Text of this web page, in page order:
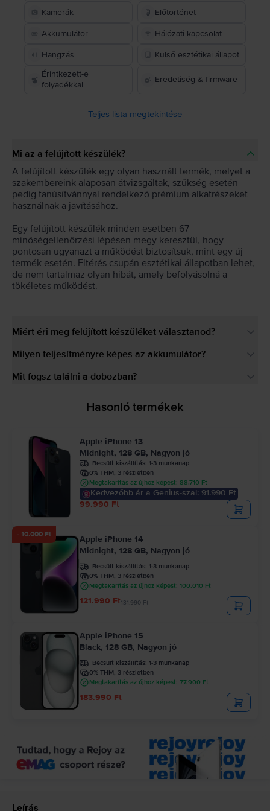
Kamerák Előtörténet
Akkumulátor Hálózati kapcsolat
Hangzás
Külső esztétikai állapot
Érintkezett-e
folyadékkal
Eredetiség & firmware
Teljes lista megtekintése
Mi az a felújított készülék?
A felújított készülék egy olyan használt termék, melyet a
szakembereink alaposan átvizsgáltak, szükség esetén
pedig tanúsítvánnyal rendelkező prémium alkatrészeket
használnak a javításához.
Egy felújított készülék minden esetben 67
minőségellenőrzési lépésen megy keresztül, hogy
pontosan ugyanazt a működést biztosítsuk, mint egy új
termék esetén. Eltérés csupán esztétikai állapotban lehet,
de nem tartalmaz olyan hibát, amely befolyásolná a
tökéletes működést.
Miért éri meg felújított készüléket választanod?
Milyen teljesítményre képes az akkumulátor?
Mit fogsz találni a dobozban?
Hasonló termékek
Apple iPhone 13
Midnight, 128 GB, Nagyon jó
Becsült kiszállítás: 1-3 munkanap
0% THM, 3 részletben
Megtakarítás az újhoz képest: 88.710 Ft
Kedvezőbb ár a Genius-szal: 91.990 Ft
99.990 Ft
- 10.000 Ft
Apple iPhone 14
Midnight, 128 GB, Nagyon jó
Becsült kiszállítás: 1-3 munkanap
0% THM, 3 részletben
Megtakarítás az újhoz képest: 100.010 Ft
121.990 Ft131.990 Ft
Apple iPhone 15
Black, 128 GB, Nagyon jó
Becsült kiszállítás: 1-3 munkanap
0% THM, 3 részletben
Megtakarítás az újhoz képest: 77.900 Ft
183.990 Ft
Leírás